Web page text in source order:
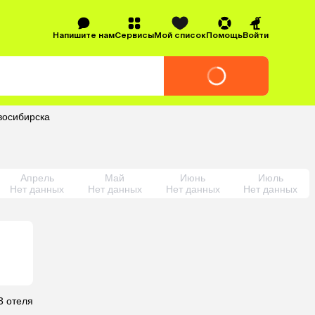
Напишите намСервисыМой списокПомощьВойти
Апрель
Нет данных
Май
Нет данных
Июнь
Нет данных
Июль
Нет данных
отеля